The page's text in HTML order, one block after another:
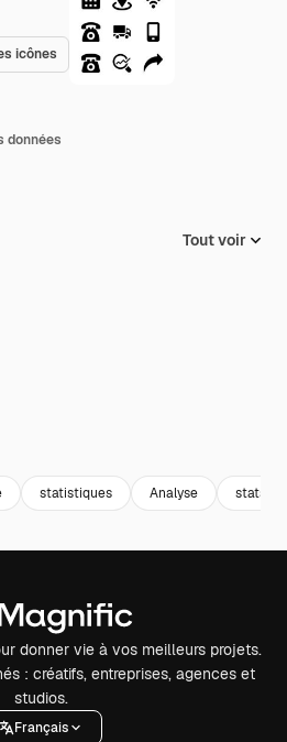
icônes
données
Tout voir
statistiques Analyse stats
donner vie à vos meilleurs projets.
: créatifs, entreprises, agences et
studios.
Français